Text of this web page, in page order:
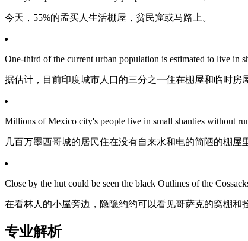
今天，55%的孟买人生活棚屋，贫民窟或马路上。
One-third of the current urban population is estimated to live in
据估计，目前印度城市人口的三分之一住在棚屋和临时房
Millions of Mexico city's people live in small shanties without
几百万墨西哥城的居民住在没有自来水和电的简陋的棚屋
Close by the hut could be seen the black Outlines of the
在看林人的小屋旁边，隐隐约约可以看见哥萨克的窝棚和
专业解析